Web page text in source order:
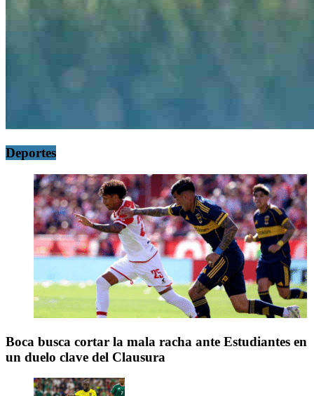
Deportes
Boca busca cortar la mala racha ante Estudiantes en
un duelo clave del Clausura